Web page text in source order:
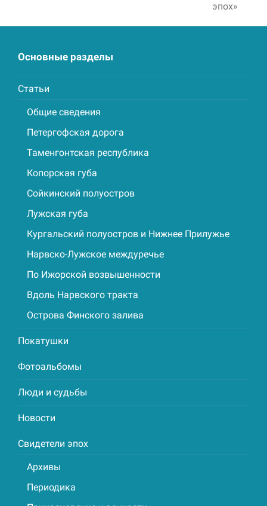
эпох»
Основные разделы
Статьи
Общие сведения
Петергофская дорога
Таменгонтская республика
Копорская губа
Сойкинский полуостров
Лужская губа
Кургальский полуостров и Нижнее Прилужье
Нарвско-Лужское междуречье
По Ижорской возвышенности
Вдоль Нарвского тракта
Острова Финского залива
Покатушки
Фотоальбомы
Люди и судьбы
Новости
Свидетели эпох
Архивы
Периодика